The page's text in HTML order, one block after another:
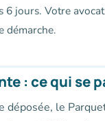
6 jours. Votre
démarche.
: ce qui se
déposée, le